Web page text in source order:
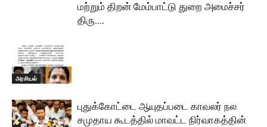
மற்றும் திறன் மேம்பாட்டு துறை அமைச்சர்
திரு....
அரசியல்
புதுக்கோட்டை ஆயுதப்படை காவலர் நல
சமுதாய கூடத்தில் மாவட்ட நிர்வாகத்தின்